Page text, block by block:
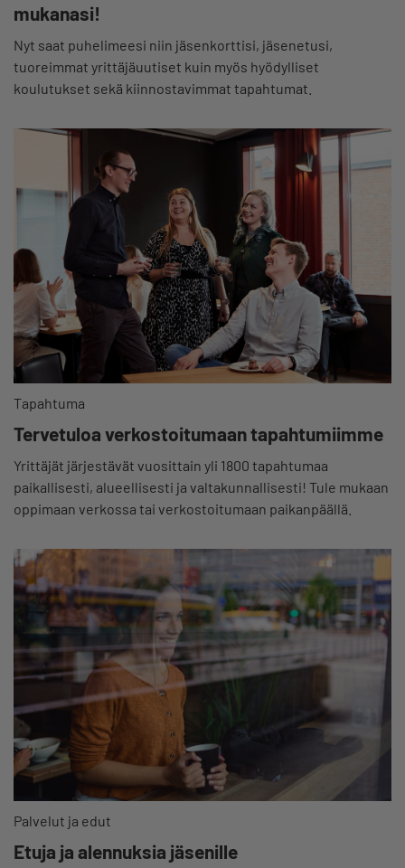
mukanasi!
Nyt saat puhelimeesi niin jäsenkorttisi, jäsenetusi,
tuoreimmat yrittäjäuutiset kuin myös hyödylliset
koulutukset sekä kiinnostavimmat tapahtumat.
Tapahtuma
Tervetuloa verkostoitumaan tapahtumiimme
Yrittäjät järjestävät vuosittain yli 1800 tapahtumaa
paikallisesti, alueellisesti ja valtakunnallisesti! Tule mukaan
oppimaan verkossa tai verkostoitumaan paikanpäällä.
Palvelut ja edut
Etuja ja alennuksia jäsenille